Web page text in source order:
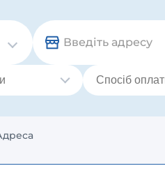
Введіть адресу